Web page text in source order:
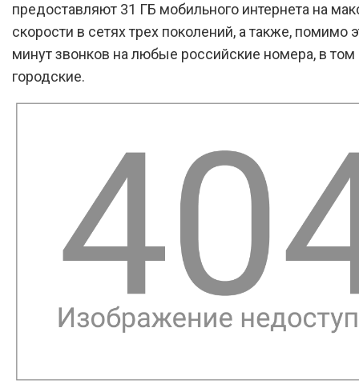
предоставляют 31 ГБ мобильного интернета на
скорости в сетях трех поколений, а также, помимо
минут звонков на любые российские номера, в том
городские.